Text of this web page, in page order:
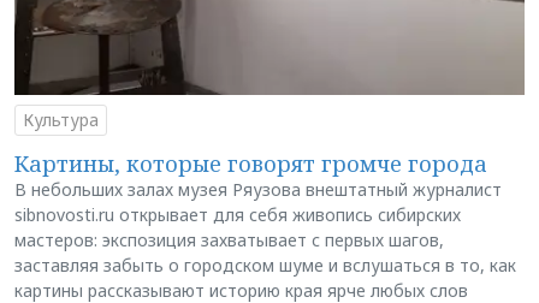
Культура
Картины, которые говорят громче города
В небольших залах музея Ряузова внештатный журналист
sibnovosti.ru открывает для себя живопись сибирских
мастеров: экспозиция захватывает с первых шагов,
заставляя забыть о городском шуме и вслушаться в то, как
картины рассказывают историю края ярче любых слов